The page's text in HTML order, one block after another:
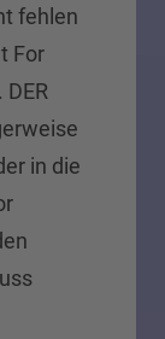
fehlen
For
. DER
in die